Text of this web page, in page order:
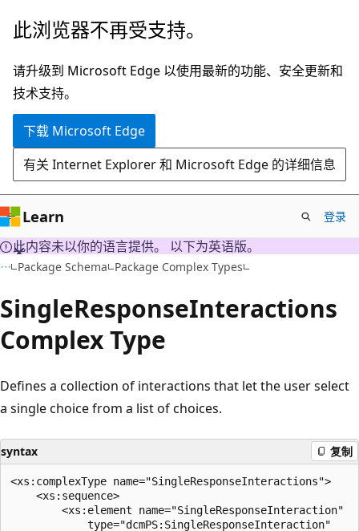
跳
主
要
内
此浏览器不再受支持。
请升级到 Microsoft Edge 以使用最新的功能、安全更新和
技术支持。
下载 Microsoft Edge
有关 Internet Explorer 和 Microsoft Edge 的详细信息
Learn 登录
此内容未以你的语言提供。 以下为英语版。
Package Schema Package Complex Types
SingleResponseInteractions
Complex Type
Defines a collection of interactions that let the user select
a single choice from a list of choices.
syntax 复制
<xs:complexType name="SingleResponseInteractions">
    <xs:sequence>
        <xs:element name="SingleResponseInteraction"
            type="dcmPS:SingleResponseInteraction"